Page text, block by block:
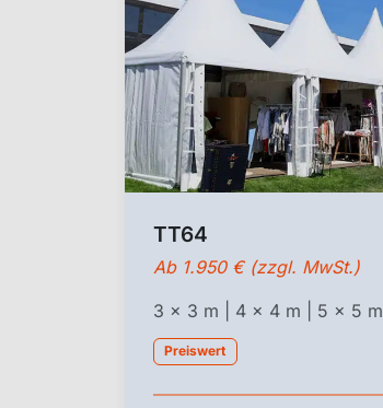
TT64
Ab 1.950 € (zzgl. MwSt.)
3 x 3 m | 4 x 4 m | 5 x 5 m
Preiswert